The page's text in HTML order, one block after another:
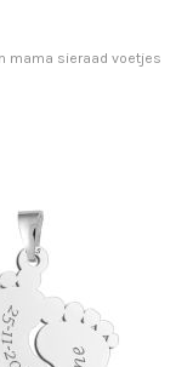
mama sieraad voetjes